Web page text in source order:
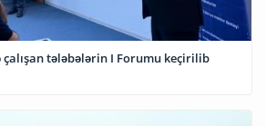
çalışan tələbələrin I Forumu keçirilib